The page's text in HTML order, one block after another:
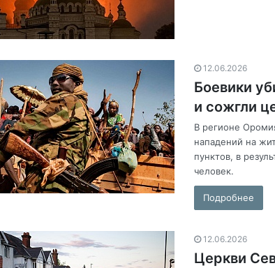
12.06.2026
Боевики
и сожгли
В регионе
нападений на
пунктов, в
человек.
Подробнее
12.06.2026
Церкви